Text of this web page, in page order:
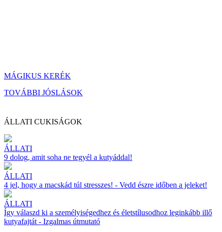
MÁGIKUS KERÉK
TOVÁBBI JÓSLÁSOK
ÁLLATI CUKISÁGOK
ÁLLATI
9 dolog, amit soha ne tegyél a kutyáddal!
ÁLLATI
4 jel, hogy a macskád túl stresszes! - Vedd észre időben a jeleket!
ÁLLATI
Így válaszd ki a személyiségedhez és életstílusodhoz leginkább illő
kutyafajtát - Izgalmas útmutató